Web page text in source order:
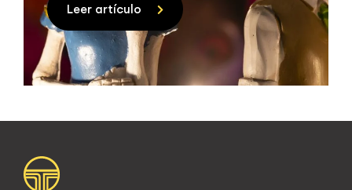
Leer artículo